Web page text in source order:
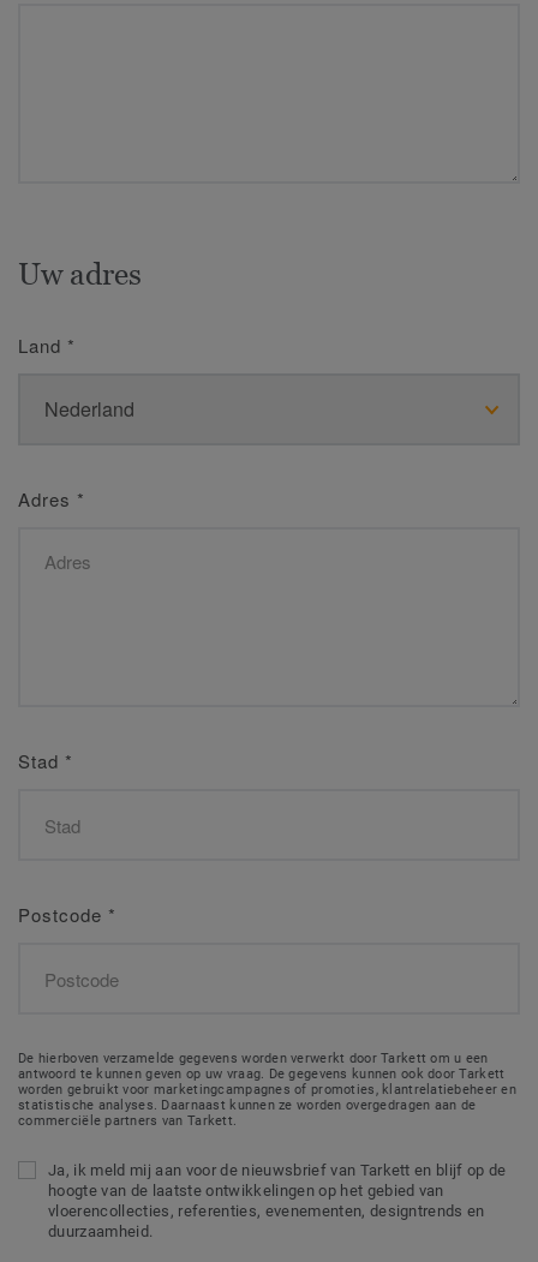
Uw adres
Land *
Adres *
Stad *
Postcode *
De hierboven verzamelde gegevens worden verwerkt door Tarkett om u een
antwoord te kunnen geven op uw vraag. De gegevens kunnen ook door Tarkett
worden gebruikt voor marketingcampagnes of promoties, klantrelatiebeheer en
statistische analyses. Daarnaast kunnen ze worden overgedragen aan de
commerciële partners van Tarkett.
Ja, ik meld mij aan voor de nieuwsbrief van Tarkett en blijf op de
hoogte van de laatste ontwikkelingen op het gebied van
vloerencollecties, referenties, evenementen, designtrends en
duurzaamheid.